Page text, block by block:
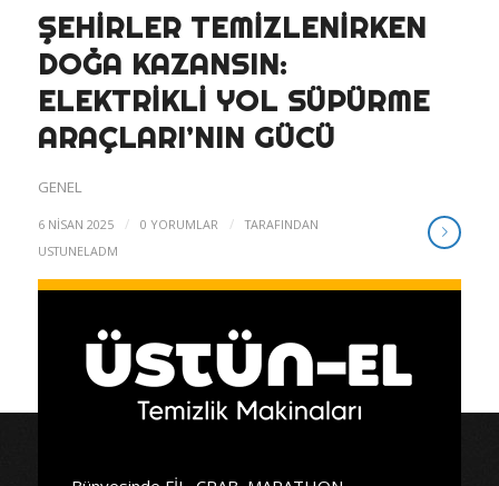
ŞEHIRLER TEMIZLENIRKEN
DOĞA KAZANSIN:
ELEKTRIKLI YOL SÜPÜRME
ARAÇLARI’NIN GÜCÜ
GENEL
6 NISAN 2025 / 0 YORUMLAR /
TARAFINDAN
USTUNELADM